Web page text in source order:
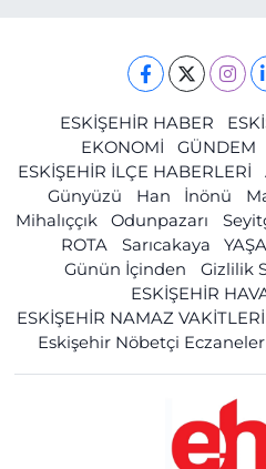
ESKİŞEHİR HABER
EKONOMİ
GÜNDEM
ESKİŞEHİR İLÇE HABERLERİ
Günyüzü
Han İnönü
Mihalıççık
Odunpazarı
ROTA
Sarıcakaya
Günün İçinden
Gizlilik
ESKİŞEHİR
ESKİŞEHİR NAMAZ VAKİTLERİ
Eskişehir Nöbetçi Eczaneler